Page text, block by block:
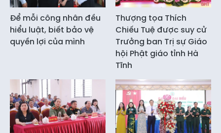
Để mỗi công nhân đều
hiểu luật, biết bảo vệ
quyền lợi của mình
Thượng tọa Thích
Chiếu Tuệ được suy cử
Trưởng ban Trị sự Giáo
hội Phật giáo tỉnh Hà
Tĩnh